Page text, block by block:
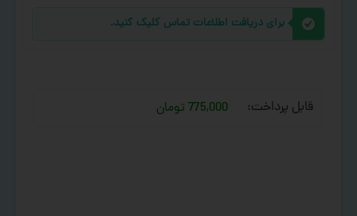
برای دریافت اطلاعات تماس کلیک کنید.
قابل پرداخت: 775,000 تومان